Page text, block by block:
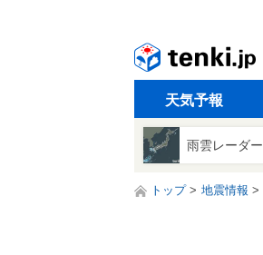
天気予報
雨雲レーダー
トップ 地震情報